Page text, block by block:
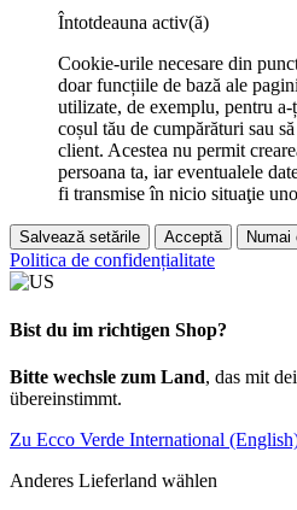
Întotdeauna activ(ă)
Cookie-urile necesare din
doar funcțiile de bază ale
utilizate, de exemplu, pentru
coșul tău de cumpărături sau
client. Acestea nu permit
persoana ta, iar eventualele
fi transmise în nicio situaţie
Salvează setările Acceptă Numai
Politica de confidențialitate
Bist du im richtigen Shop?
Bitte wechsle zum Land, das mit
übereinstimmt.
Zu Ecco Verde International
Anderes Lieferland wählen